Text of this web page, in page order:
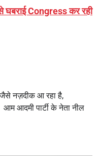
घबराई Congress कर रही
जैसे नज़दीक आ रहा है,
आम आदमी पार्टी के नेता नील